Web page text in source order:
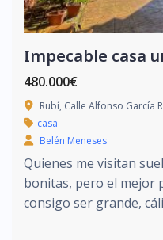
480.000€
Rubí, Calle Alfonso García
casa
Belén Meneses
Quienes me visitan
bonitas, pero el mejor
consigo ser grande,